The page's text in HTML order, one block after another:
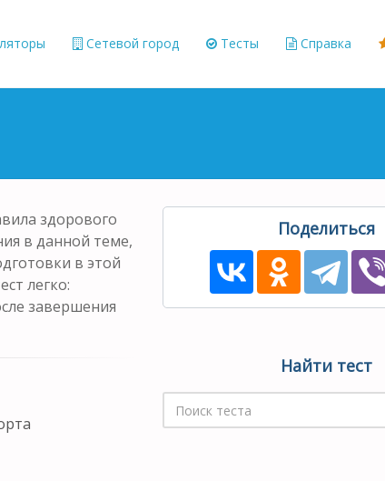
Сетевой город Тесты Справка
здорового
в данной теме,
в этой
легко:
завершения
Поделиться
Найти тест